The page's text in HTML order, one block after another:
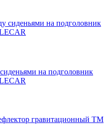
на подголовник